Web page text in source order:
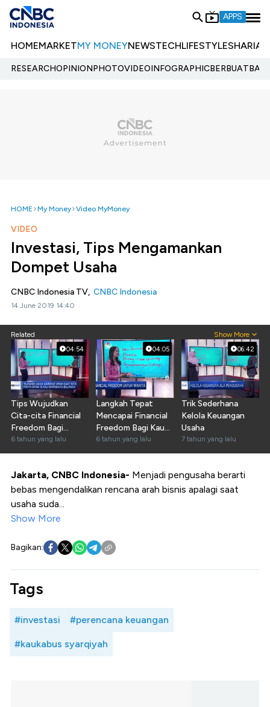
APPS
HOMEMARKETMY MONEYNEWSTECHLIFESTYLESHARIA
RESEARCHOPINIONPHOTOVIDEOINFOGRAPHIC
HOME My Money Video MyMoney
VIDEO
Investasi, Tips Mengamankan
Dompet Usaha
CNBC Indonesia TV, CNBC Indonesia
14 June 2019 14:40
Related Show More
04:54
Tips Wujudkan
Cita-cita Financial
Freedom Bagi
Wanita
6 tahun yang lalu
04:05
Langkah Tepat
Mencapai Financial
Freedom Bagi Kaum
Hawa
6 tahun yang lalu
06:42
Trik Sederhana
Kelola Keuangan
Usaha
7 tahun yang lalu
Jakarta, CNBC Indonesia- Menjadi pengusaha berarti
bebas mengendalikan rencana arah bisnis apalagi saat
usaha suda...
Show More
Bagikan:
Tags
#investasi #perencana keuangan
#kaukabus syarqiyah